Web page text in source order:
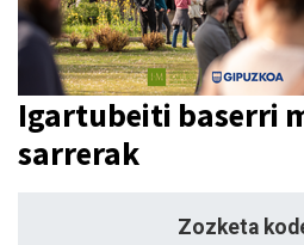
Igartubeiti baserri
sarrerak
Zozketa